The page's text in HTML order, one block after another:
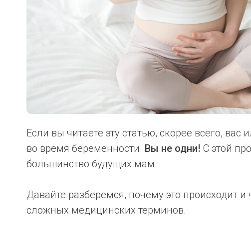
Если вы читаете эту статью, скорее всего,
во время беременности. Вы не одни! С этой
большинство будущих мам.
Давайте разберемся, почему это происходит и
сложных медицинских терминов.